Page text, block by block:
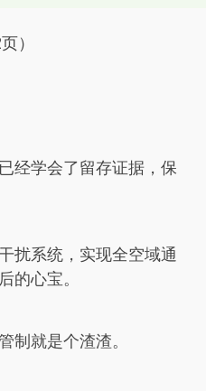
）
经学会了留存证据，保
扰系统，实现全空域通
的心宝。
制就是个渣渣。